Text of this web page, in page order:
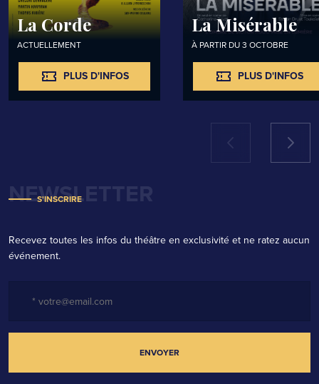
La Corde
ACTUELLEMENT
PLUS D'INFOS
PLUS D'INFOS
La Misérable
À PARTIR DU 3 OCTOBRE
PLUS D'INFOS
PLUS D'INFOS
NEWSLETTER
S'INSCRIRE
Recevez toutes les infos du théâtre en exclusivité et ne ratez aucun
événement.